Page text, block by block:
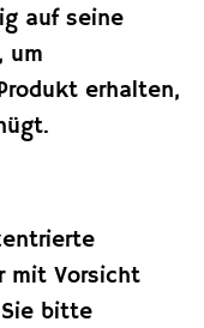
auf seine
um
erhalten,
mit Vorsicht
bitte